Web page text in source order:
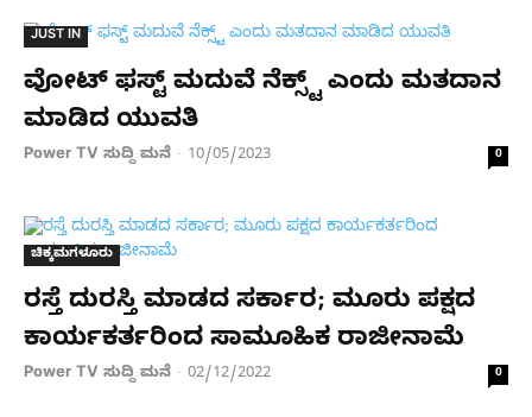
JUST IN
ವೋಟ್​ ಫಸ್ಟ್​ ಮದುವೆ ನೆಕ್ಸ್ಟ್ ಎಂದು ಮತದಾನ
ಮಾಡಿದ ಯುವತಿ
Power TV ಸುದ್ದಿ ಮನೆ - 10/05/2023 0
ಚಿಕ್ಕಮಗಳೂರು
ರಸ್ತೆ ದುರಸ್ತಿ ಮಾಡದ ಸರ್ಕಾರ; ಮೂರು ಪಕ್ಷದ
ಕಾರ್ಯಕರ್ತರಿಂದ ಸಾಮೂಹಿಕ ರಾಜೀನಾಮೆ
Power TV ಸುದ್ದಿ ಮನೆ - 02/12/2022 0